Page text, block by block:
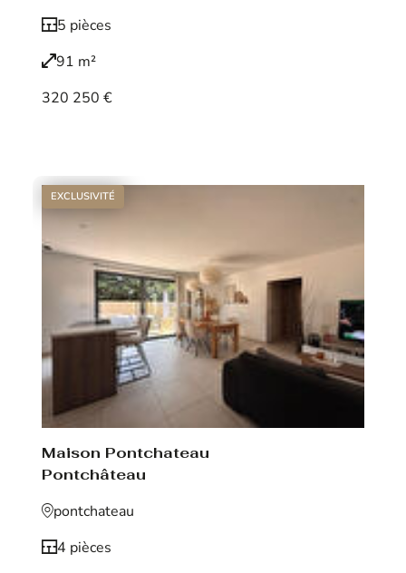
5 pièces
91 m²
320 250 €
EXCLUSIVITÉ
Maison Pontchateau
Pontchâteau
pontchateau
4 pièces